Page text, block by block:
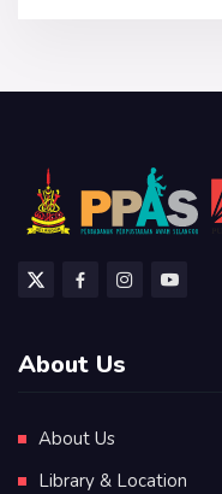
About Us
About Us
Library & Location